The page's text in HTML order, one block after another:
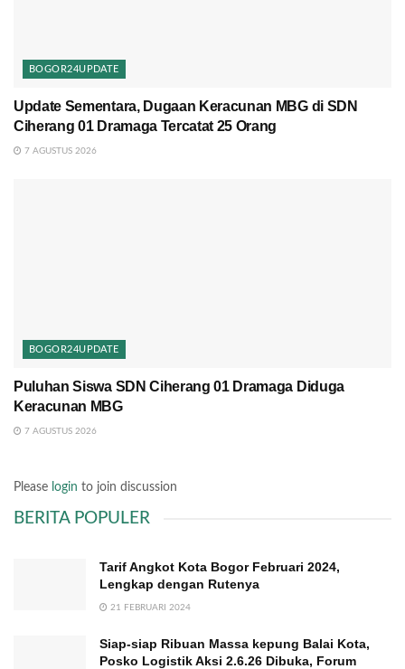
BOGOR24UPDATE
Update Sementara, Dugaan Keracunan MBG di SDN
Ciherang 01 Dramaga Tercatat 25 Orang
7 AGUSTUS 2026
BOGOR24UPDATE
Puluhan Siswa SDN Ciherang 01 Dramaga Diduga
Keracunan MBG
7 AGUSTUS 2026
Please login to join discussion
BERITA POPULER
Tarif Angkot Kota Bogor Februari 2024,
Lengkap dengan Rutenya
21 FEBRUARI 2024
Siap-siap Ribuan Massa kepung Balai Kota,
Posko Logistik Aksi 2.6.26 Dibuka, Forum